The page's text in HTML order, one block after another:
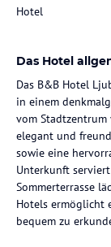
Hotel
Das Hotel
Das B&B Hotel
in einem
vom
elegant und
sowie eine
Unterkunft
Sommerterrasse
Hotels ermöglicht
bequem zu